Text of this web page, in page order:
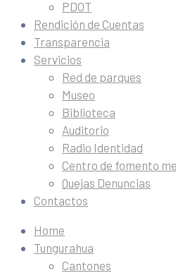
PDOT
Rendición de Cuentas
Transparencia
Servicios
Red de parques
Museo
Biblioteca
Auditorio
Radio Identidad
Centro de fomento
Quejas Denuncias
Contactos
Home
Tungurahua
Cantones